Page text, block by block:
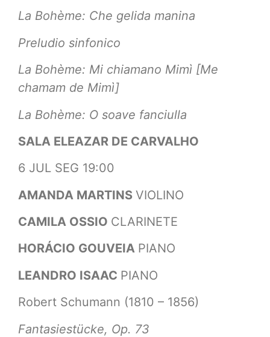
La Bohème: Che gelida manina
Preludio sinfonico
La Bohème: Mi chiamano Mimì [Me
chamam de Mimì]
La Bohème: O soave fanciulla
SALA ELEAZAR DE CARVALHO
6 JUL SEG 19:00
AMANDA MARTINS VIOLINO
CAMILA OSSIO CLARINETE
HORÁCIO GOUVEIA PIANO
LEANDRO ISAAC PIANO
Robert Schumann (1810 – 1856)
Fantasiestücke, Op. 73